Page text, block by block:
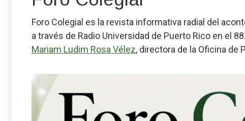
Foro Colegial es la revista informativa radial del
a través de Radio Universidad de Puerto Rico en el
Mariam Ludim Rosa Vélez, directora de la Oficina de